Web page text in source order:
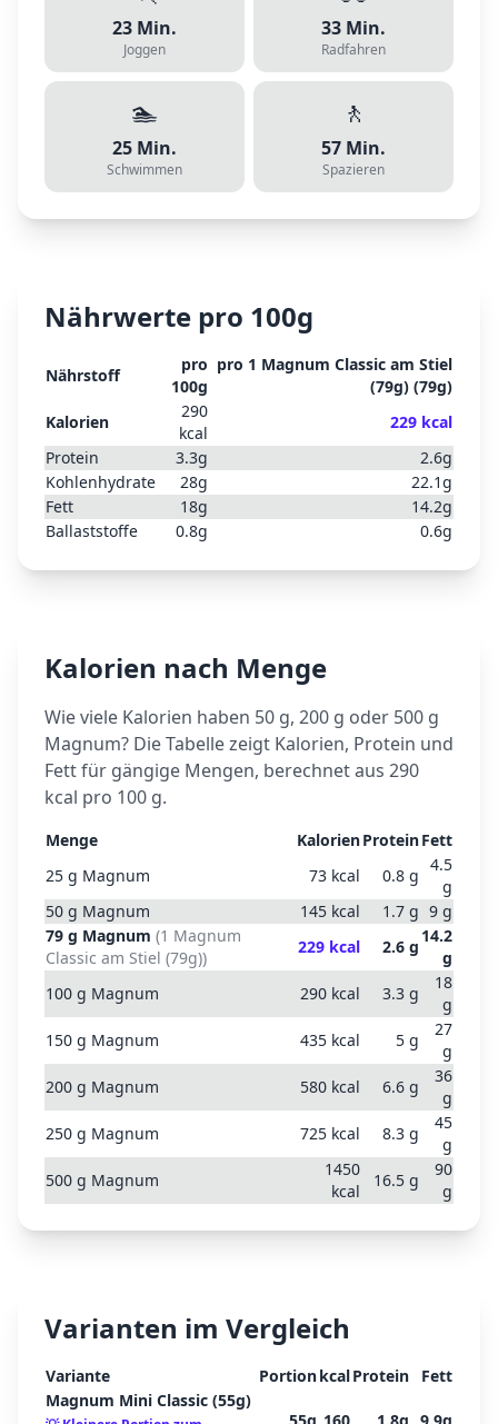
23 Min.
Joggen
33 Min.
Radfahren
🏊
25 Min.
Schwimmen
🚶
57 Min.
Spazieren
Nährwerte pro 100g
Nährstoff
pro
100g
pro 1 Magnum Classic am Stiel
(79g) (79g)
Kalorien
290
kcal
229 kcal
Protein
3.3g 2.6g
Kohlenhydrate
28g 22.1g
Fett
18g 14.2g
Ballaststoffe
0.8g 0.6g
Kalorien nach Menge
Wie viele Kalorien haben 50 g, 200 g oder 500 g
Magnum? Die Tabelle zeigt Kalorien, Protein und
Fett für gängige Mengen, berechnet aus 290
kcal pro 100 g.
Menge KalorienProteinFett
25 g Magnum 73 kcal 0.8 g
4.5
g
50 g Magnum 145 kcal 1.7 g 9 g
79 g Magnum (1 Magnum
Classic am Stiel (79g))
229 kcal 2.6 g
14.2
g
100 g Magnum 290 kcal 3.3 g
18
g
150 g Magnum 435 kcal 5 g
27
g
200 g Magnum 580 kcal 6.6 g
36
g
250 g Magnum 725 kcal 8.3 g
45
g
500 g Magnum
1450
kcal
16.5 g
90
g
Varianten im Vergleich
Variante PortionkcalProtein
Fett
Magnum Mini Classic (55g)